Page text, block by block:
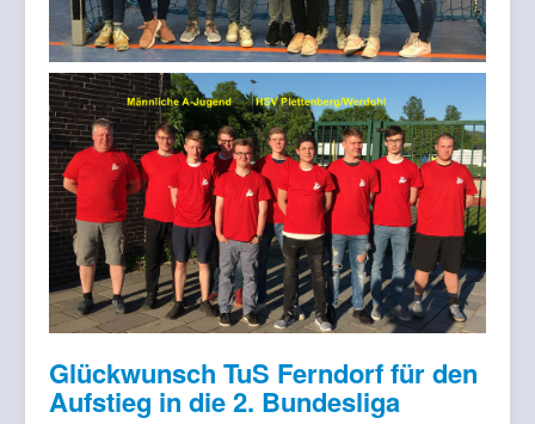
Glückwunsch TuS Ferndorf für den
Aufstieg in die 2. Bundesliga